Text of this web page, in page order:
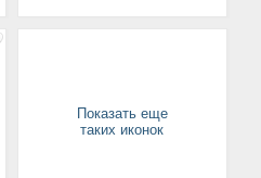
Показать еще
таких иконок